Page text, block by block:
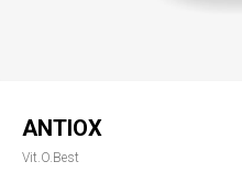
ANTIOX
Vit.O.Best